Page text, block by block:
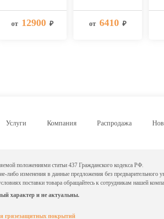
от 12900 ₽ от 6410 ₽
Услуги Компания Распродажа
положениями статьи 437 Гражданского кодекса РФ.
либо изменения в данные предложения без предварительного
поставки товара обращайтесь к сотрудникам нашей
характер и не актуальны.
грязезащитных покрытий